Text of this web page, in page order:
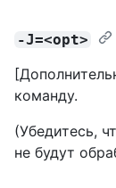
-J=<opt>
команду.
(Убедитесь,
не будут